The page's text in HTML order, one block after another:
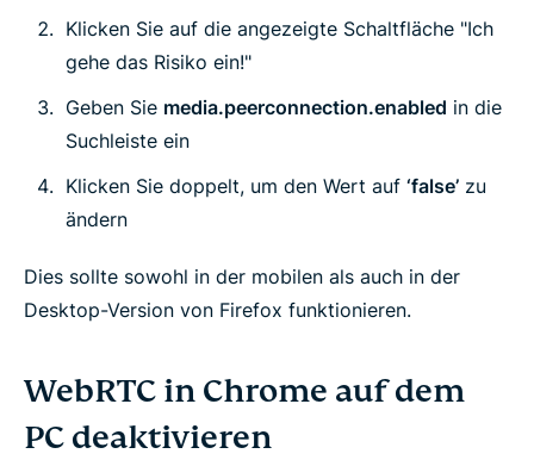
Klicken Sie auf die angezeigte Schaltfläche "Ich
gehe das Risiko ein!"
Geben Sie media.peerconnection.enabled in die
Suchleiste ein
Klicken Sie doppelt, um den Wert auf ‘false’ zu
ändern
Dies sollte sowohl in der mobilen als auch in der
Desktop-Version von Firefox funktionieren.
WebRTC in Chrome auf dem
PC deaktivieren